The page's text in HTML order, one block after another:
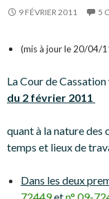
9 FÉVRIER 2011 5
(mis à jour le 20/04/
La Cour de
du 2 février 2011
quant à la nature des
temps et lieux de
Dans les deux